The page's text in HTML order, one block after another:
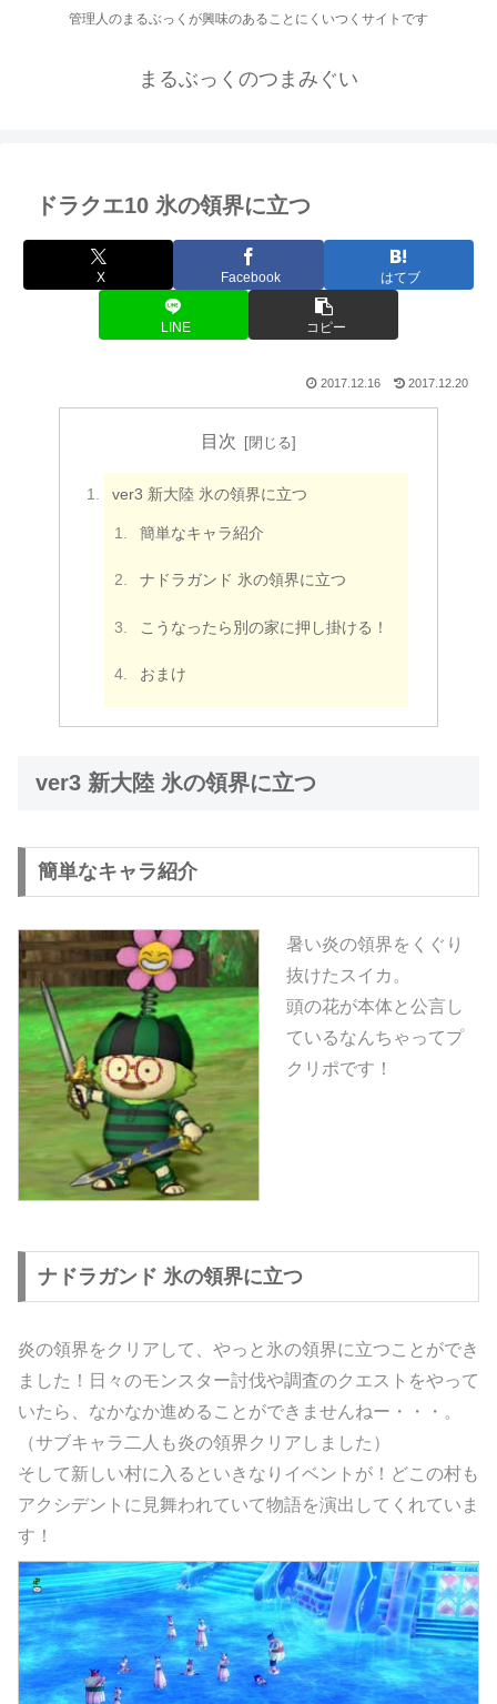
管理人のまるぶっくが興味のあることにくいつくサイトです
まるぶっくのつまみぐい
ドラクエ10 氷の領界に立つ
X Facebook はてブ
LINE コピー
2017.12.16 2017.12.20
目次
ver3 新大陸 氷の領界に立つ
簡単なキャラ紹介
ナドラガンド 氷の領界に立つ
こうなったら別の家に押し掛ける！
おまけ
ver3 新大陸 氷の領界に立つ
簡単なキャラ紹介
暑い炎の領界をくぐり
抜けたスイカ。
頭の花が本体と公言し
ているなんちゃってプ
クリポです！
ナドラガンド 氷の領界に立つ
炎の領界をクリアして、やっと氷の領界に立つことができ
ました！日々のモンスター討伐や調査のクエストをやって
いたら、なかなか進めることができませんねー・・・。
（サブキャラ二人も炎の領界クリアしました）
そして新しい村に入るといきなりイベントが！どこの村も
アクシデントに見舞われていて物語を演出してくれていま
す！